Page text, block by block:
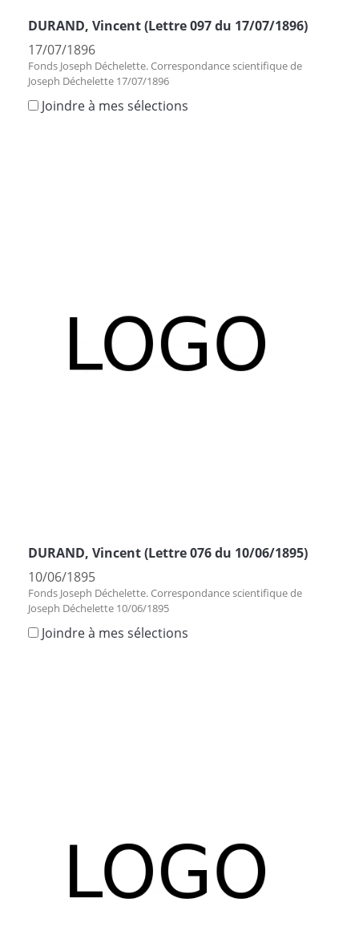
DURAND, Vincent (Lettre 097 du 17/07/1896)
17/07/1896
Fonds Joseph Déchelette. Correspondance scientifique de
Joseph Déchelette 17/07/1896
Joindre à mes sélections
DURAND, Vincent (Lettre 076 du 10/06/1895)
10/06/1895
Fonds Joseph Déchelette. Correspondance scientifique de
Joseph Déchelette 10/06/1895
Joindre à mes sélections